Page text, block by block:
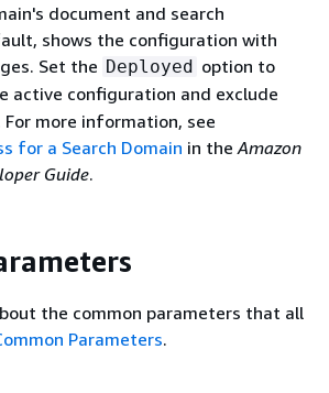
document and search
shows the configuration with
Set the Deployed option to
active configuration and exclude
For more information, see
for a Search Domain in the Amazon
Guide.
the common parameters that all
Parameters.